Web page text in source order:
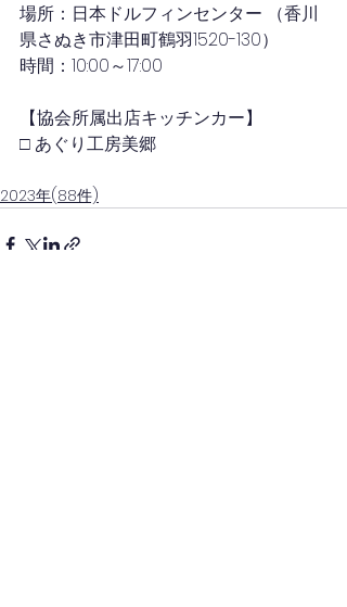
場所：日本ドルフィンセンター （香川
県さぬき市津田町鶴羽1520-130）
時間：10:00～17:00
【協会所属出店キッチンカー】
□ あぐり工房美郷
2023年(88件)